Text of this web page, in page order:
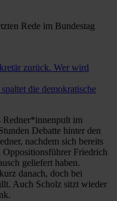
Rede im Bundestag
zurück. Wer wird
die demokratische
im
Debatte hinter den
nachdem sich bereits
Friedrich
geliefert haben.
danach, doch bei
Auch Scholz sitzt wieder